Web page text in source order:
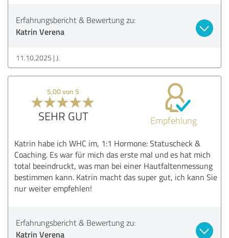
Erfahrungsbericht & Bewertung zu:
Katrin Verena
11.10.2025 J.
5,00 von 5
SEHR GUT Empfehlung
Katrin habe ich WHC im, 1:1 Hormone: Statuscheck &
Coaching. Es war für mich das erste mal und es hat mich
total beeindruckt, was man bei einer Hautfaltenmessung
bestimmen kann. Katrin macht das super gut, ich kann Sie
nur weiter empfehlen!
Erfahrungsbericht & Bewertung zu:
Katrin Verena